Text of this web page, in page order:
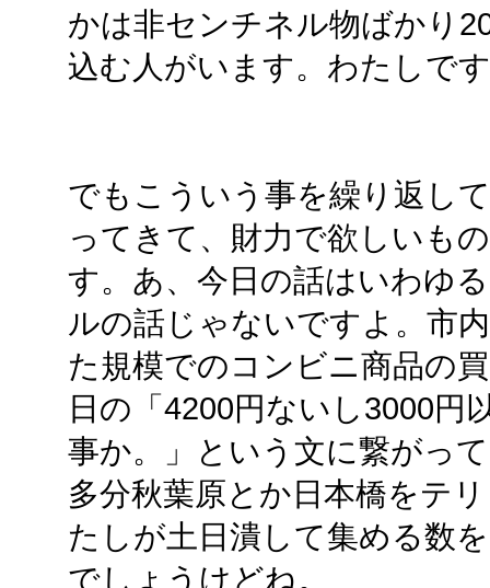
かは非センチネル物ばかり
込む人がいます。わたしで
でもこういう事を繰り返し
ってきて、財力で欲しいも
す。あ、今日の話はいわゆ
ルの話じゃないですよ。市
た規模でのコンビニ商品の
日の「4200円ないし3000円
事か。」という文に繋がっ
多分秋葉原とか日本橋をテ
たしが土日潰して集める数
でしょうけどね。